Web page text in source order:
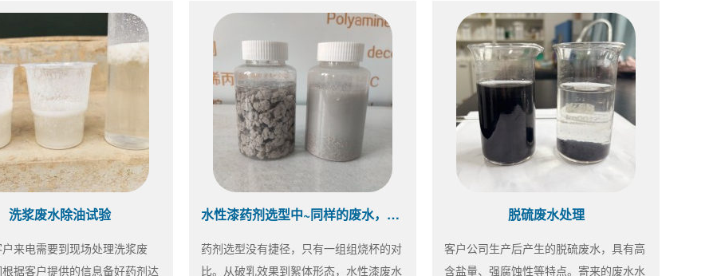
洗浆废水除油试验
来电需要到现场处理洗浆废
据客户提供的信息备好药剂达
水性漆药剂选型中~同样的废水，不同的效果
药剂选型没有捷径，只有一组组烧杯的对
比。从破乳效果到絮体形态，水性漆废水
脱硫废水处理
客户公司生产后产生的脱硫废水，具有高
含盐量、强腐蚀性等特点。寄来的废水水